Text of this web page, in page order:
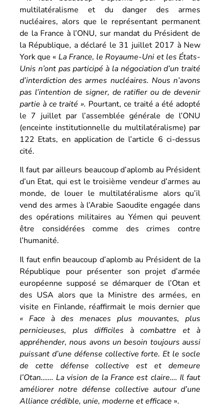
multilatéralisme et du danger des armes
nucléaires, alors que le représentant permanent
de la France à l’ONU, sur mandat du Président de
la République, a déclaré le 31 juillet 2017 à New
York que « La France, le Royaume-Uni et les États-
Unis n’ont pas participé à la négociation d’un traité
d’interdiction des armes nucléaires. Nous n’avons
pas l’intention de signer, de ratifier ou de devenir
partie à ce traité ». Pourtant, ce traité a été adopté
le 7 juillet par l’assemblée générale de l’ONU
(enceinte institutionnelle du multilatéralisme) par
122 Etats, en application de l’article 6 ci-dessus
cité.
Il faut par ailleurs beaucoup d’aplomb au Président
d’un Etat, qui est le troisième vendeur d’armes au
monde, de louer le multilatéralisme alors qu’il
vend des armes à l’Arabie Saoudite engagée dans
des opérations militaires au Yémen qui peuvent
être considérées comme des crimes contre
l’humanité.
Il faut enfin beaucoup d’aplomb au Président de la
République pour présenter son projet d’armée
européenne supposé se démarquer de l’Otan et
des USA alors que la Ministre des armées, en
visite en Finlande, réaffirmait le mois dernier que
« Face à des menaces plus mouvantes, plus
pernicieuses, plus difficiles à combattre et à
appréhender, nous avons un besoin toujours aussi
puissant d’une défense collective forte. Et le socle
de cette défense collective est et demeure
l’Otan……. La vision de la France est claire…. Il faut
améliorer notre défense collective autour d’une
Alliance crédible, unie, moderne et efficace ».